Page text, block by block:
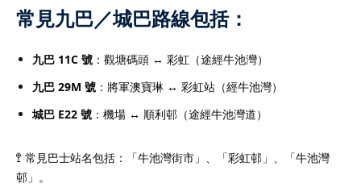
常見九巴／城巴路線包括：
九巴 11C 號 ：觀塘碼頭 ↔ 彩虹（途經牛池灣）
九巴 29M 號 ：將軍澳寶琳 ↔ 彩虹站（經牛池灣）
城巴 E22 號 ：機場 ↔ 順利邨（途經牛池灣道）
🚏 常見巴士站名包括：「牛池灣街市」、「彩虹邨」、「牛池灣
邨」。